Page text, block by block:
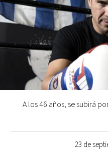
23 de
A los 46 años, se subirá